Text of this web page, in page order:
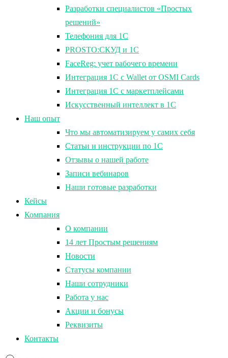
Разработки специалистов «Простых
решений»
Телефония для 1С
PROSTO:СКУД и 1С
FaceReg: учет рабочего времени
Интеграция 1С с Wallet от OSMI Cards
Интеграция 1С с маркетплейсами
Искусственный интеллект в 1С
Наш опыт
Что мы автоматизируем у самих себя
Статьи и инструкции по 1С
Отзывы о нашей работе
Записи вебинаров
Наши готовые разработки
Кейсы
Компания
О компании
14 лет Простым решениям
Новости
Статусы компании
Наши сотрудники
Работа у нас
Акции и бонусы
Реквизиты
Контакты